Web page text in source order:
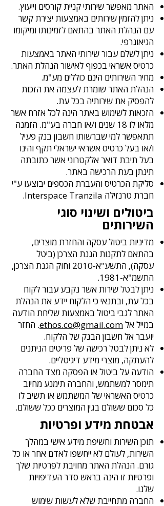
האתר מאפשר שירותי קניית קורסים וייעוץ.
ניתן להזמין שירותים באמצעות יצירת קשר
עם הנהלת האתר בהתאם לזמינותו ומיקומו
הגיאוגרפי.
ניתן לשלם עבור שירותי האתר באמצעות
כרטיס אשראי בכפוף לאישור הנהלת האתר.
מחיר השירותים הינם כוללים מע"מ.
הנהלת האתר שומרת לעצמה את הזכות
להפסיק את שירותיה בכל עת.
הזכאות לשימוש באתר הינה לכל אזרח אשר
מלאו לו 18 שנים ו/או חברה בע"מ. הזמנה
תתאפשר למי שברשותו חשבון בנק פעיל
ו/או בעל כרטיס אשראי ישראלי תקף והינו
בעל תיבת דואר אלקטרוני אשר כתובתה
תינתן בעת הרכישה באתר.
סליקת הכרטיס והעברת הכספים יבוצעו ע"י
חברת טרנזילה Interspace Tranzila.
ביטולים ושינוי סוגי
השירותים
מדיניות ביטול עסקה והחזרת מוצרים,
בהתאם לתקנות הגנת הצרכן (ביטל
עסקה), התשע"א-2010 וחוק הגנת הצרכן,
התשמ"א-1981.
ניתן לבטל שירות אשר נקבע עבור לקוח
בכל עת, ובתנאי כי הלקוח יידע את הנהלת
האתר לגבי ביטול באמצעות שליחת הודעה
במייל אלethos.co@gmail.com. החזר
יועבר אל חשבון הבנק של הלקוח.
לא ניתן לבטל רכישה של פריטים הניתנים
להעתקה, מוצרי מידע דיגיטליים.
הודעה על ביטול או הפסקה מצד החברה
תימסר למשתמש, והחברה תימנע מחיוב
כרטיס האשראי של המשתמש או תשיב לו
כל סכום ששולם בגין המוצרים ככל ששולם.
אבטחת מידע ופרטיות
תוכן השירות וחשיפת מידע אישי במהלך
השירות, לעולם לא ייחשפו לאדם אחר או כל
גורם. הנהלת האתר מחויבת לפרטיות שלך
ופרטיות זו הינה בראש סדר העדיפויות
שלנו.
החברה מתחייבת שלא לעשות שימוש